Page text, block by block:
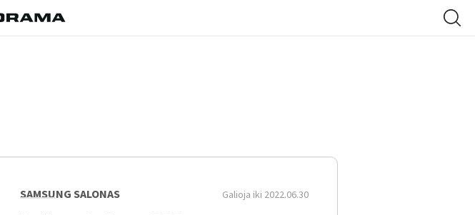
SAMSUNG SALONAS Galioja iki 2022.06.30